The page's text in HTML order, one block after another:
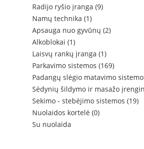
Radijo ryšio įranga (9)
Namų technika (1)
Apsauga nuo gyvūnų (2)
Alkoblokai (1)
Laisvų rankų įranga (1)
Parkavimo sistemos (169)
Padangų slėgio matavimo
Sėdynių šildymo ir masažo
Sekimo - stebėjimo sistemos (19)
Nuolaidos kortelė (0)
Su nuolaida